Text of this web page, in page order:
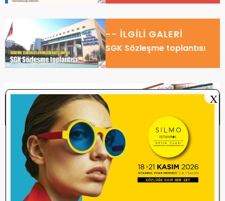
-- İLGİLİ GALERİ
SGK Sözleşme toplantısı
Etiketler
2026 SGK sözleşmesi
görmeye yardımcı tıbbi malzemeler
Medula
MEDULA uyarısı
optik sektör
X